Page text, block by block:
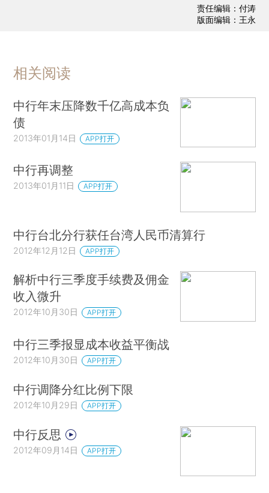
责任编辑：付涛
版面编辑：王永
相关阅读
中行年末压降数千亿高成本负
债
2013年01月14日 APP打开
中行再调整
2013年01月11日 APP打开
中行台北分行获任台湾人民币清算行
2012年12月12日 APP打开
解析中行三季度手续费及佣金
收入微升
2012年10月30日 APP打开
中行三季报显成本收益平衡战
2012年10月30日 APP打开
中行调降分红比例下限
2012年10月29日 APP打开
中行反思
2012年09月14日 APP打开